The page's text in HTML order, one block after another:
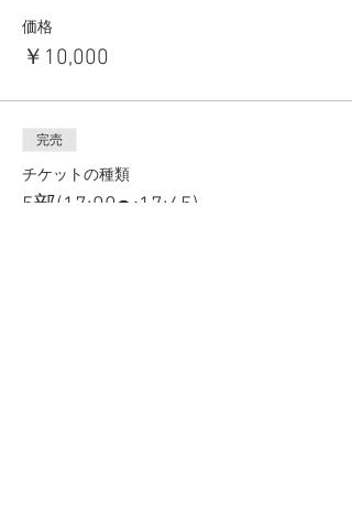
価格
￥10,000
完売
チケットの種類
5部(17:00〜17:45)